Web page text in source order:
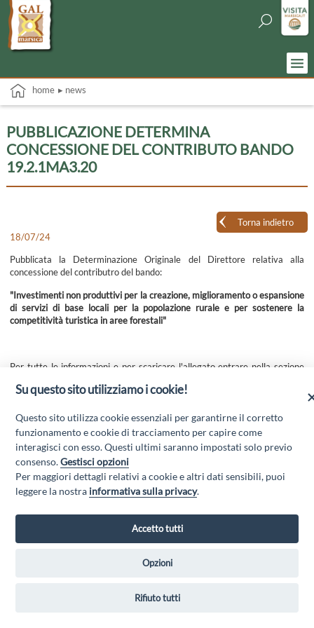
home ▸ news
PUBBLICAZIONE DETERMINA
CONCESSIONE DEL CONTRIBUTO BANDO
19.2.1MA3.20
Torna indietro
18/07/24
Pubblicata la Determinazione Originale del Direttore relativa alla
concessione del contributro del bando:
"Investimenti non produttivi per la creazione, miglioramento o espansione
di servizi di base locali per la popolazione rurale e per sostenere la
competitività turistica in aree forestali"
Per tutte le informazioni e per scaricare l'allegato entrare nella sezione
GAL MARSICA Via XX Settembre, 51 - 67051 Avezzano (AQ) - P.Iva
gal@marsica.it- PEC:
Su questo sito utilizziamo i cookie!
Questo sito utilizza cookie essenziali per garantirne il corretto
funzionamento e cookie di tracciamento per capire come
interagisci con esso. Questi ultimi saranno impostati solo previo
consenso.Gestisci opzioni
Per maggiori dettagli relativi a cookie e altri dati sensibili, puoi
leggere la nostra informativa sulla privacy.
Accetto tutti
Opzioni
Rifiuto tutti